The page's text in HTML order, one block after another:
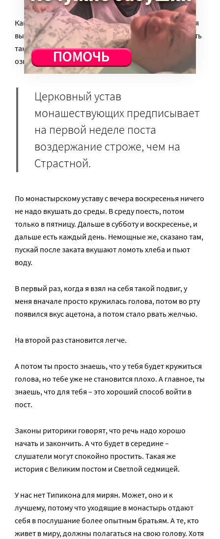
Как-то утром после дня, когда я почти ничего не ел, я
выпил грейпфрутового сока. Я бы не хотел повторять
такого. С другой стороны, если мне плохо, это не
означает, что я что-то делаю неправильно.
Церковный устав
монашествующих предписывает
на первой неделе поста
воздержание строже, чем на
Страстной.
По монастырскому уставу с вечера воскресенья ничего
не надо вкушать до среды. В среду поесть, потом
только в пятницу. Дальше в субботу и воскресенье, и
дальше есть каждый день. Немощные же, сказано там,
пускай после заката вкушают ломоть хлеба и пьют
воду.
В первый раз, когда я взял на себя такой подвиг, у
меня вначале просто кружилась голова, потом во рту
появился вкус ацетона, а потом стало рвать желчью.
На второй раз становится легче.
А потом ты просто знаешь, что у тебя будет кружиться
голова, но тебе уже не становится плохо. А главное, ты
знаешь, что для тебя – это хороший способ войти в
пост.
Законы риторики говорят, что речь надо хорошо
начать и закончить. А что будет в середине –
слушатели могут спокойно простить. Такая же
история с Великим постом и Светлой седмицей.
У нас нет Типикона для мирян. Может, оно и к
лучшему, потому что уходящие в монастырь отдают
себя в послушание более опытным братьям. А те, кто
живет в миру, должны полагаться на свою голову. Хотя